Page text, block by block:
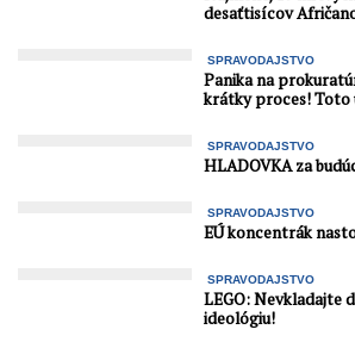
desaťtisícov
SPRAVODAJSTVO
Panika na
krátky proces! Toto
SPRAVODAJSTVO
HLADOVKA za
SPRAVODAJSTVO
EÚ koncentrák
SPRAVODAJSTVO
LEGO: Nevkladajte
ideológiu!